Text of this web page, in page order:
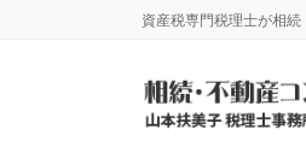
資産税専門税理士が相